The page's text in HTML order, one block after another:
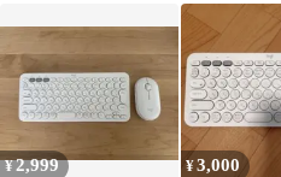
¥2,999 ¥3,000